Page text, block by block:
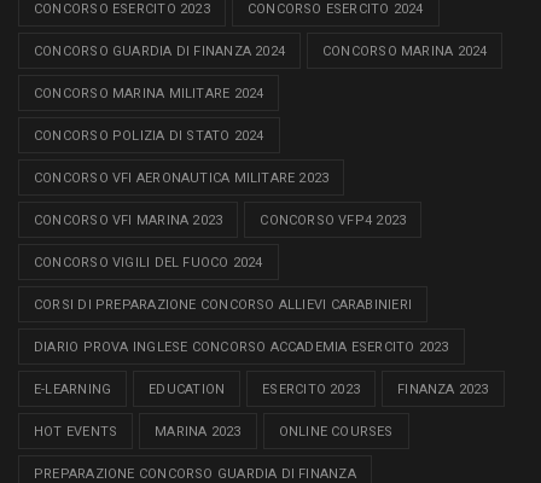
CONCORSO ESERCITO 2023 CONCORSO ESERCITO 2024
CONCORSO GUARDIA DI FINANZA 2024 CONCORSO MARINA 2024
CONCORSO MARINA MILITARE 2024
CONCORSO POLIZIA DI STATO 2024
CONCORSO VFI AERONAUTICA MILITARE 2023
CONCORSO VFI MARINA 2023 CONCORSO VFP4 2023
CONCORSO VIGILI DEL FUOCO 2024
CORSI DI PREPARAZIONE CONCORSO ALLIEVI CARABINIERI
DIARIO PROVA INGLESE CONCORSO ACCADEMIA ESERCITO 2023
E-LEARNING EDUCATION ESERCITO 2023 FINANZA 2023
HOT EVENTS MARINA 2023 ONLINE COURSES
PREPARAZIONE CONCORSO GUARDIA DI FINANZA